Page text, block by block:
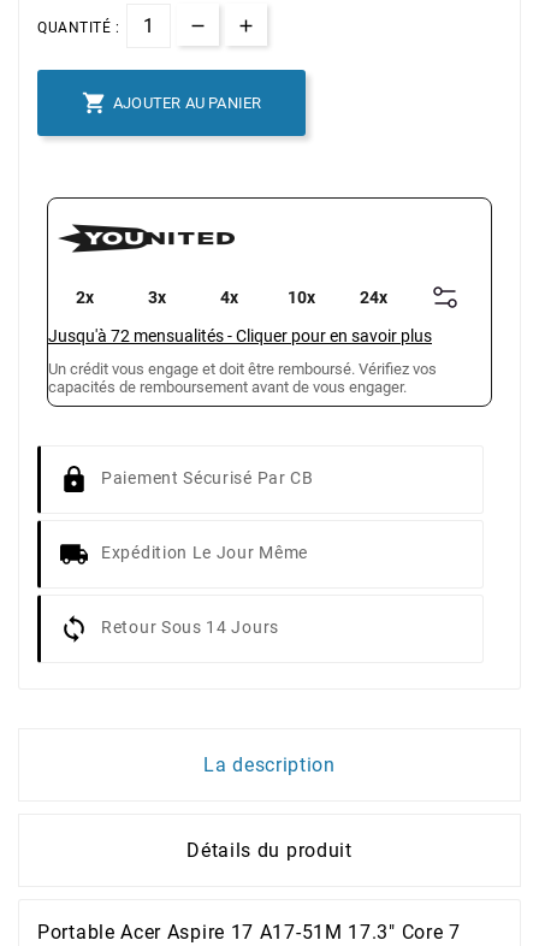
QUANTITÉ :
 AJOUTER AU PANIER
2x 3x 4x 10x
24x
Jusqu'à 72 mensualités-Cliquer pour en savoir plus
Un crédit vous engage et doit être remboursé. Vérifiez vos
capacités de remboursement avant de vous engager.
Paiement Sécurisé Par CB
Expédition Le Jour Même
Retour Sous 14 Jours
La description
Détails du produit
Portable Acer Aspire 17 A17-51M 17.3" Core 7